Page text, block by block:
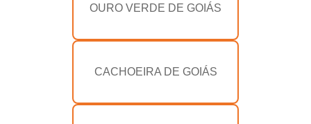
OURO VERDE DE GOIÁS
CACHOEIRA DE GOIÁS